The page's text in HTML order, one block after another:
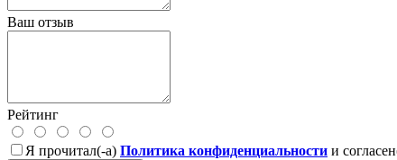
Ваш отзыв
Рейтинг
Я прочитал(-а) Политика конфиденциальности и